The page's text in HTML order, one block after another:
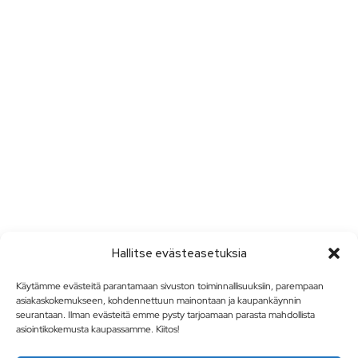
Hallitse evästeasetuksia
Käytämme evästeitä parantamaan sivuston toiminnallisuuksiin, parempaan
asiakaskokemukseen, kohdennettuun mainontaan ja kaupankäynnin
seurantaan. Ilman evästeitä emme pysty tarjoamaan parasta mahdollista
asiointikokemusta kaupassamme. Kiitos!